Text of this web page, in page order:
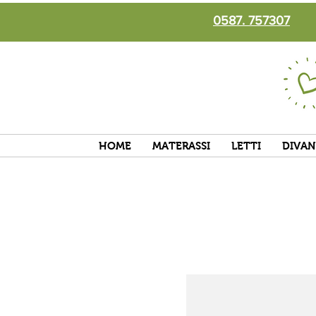
0587. 757307
HOME MATERASSI LETTI